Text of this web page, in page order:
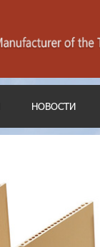
НОВОСТИ